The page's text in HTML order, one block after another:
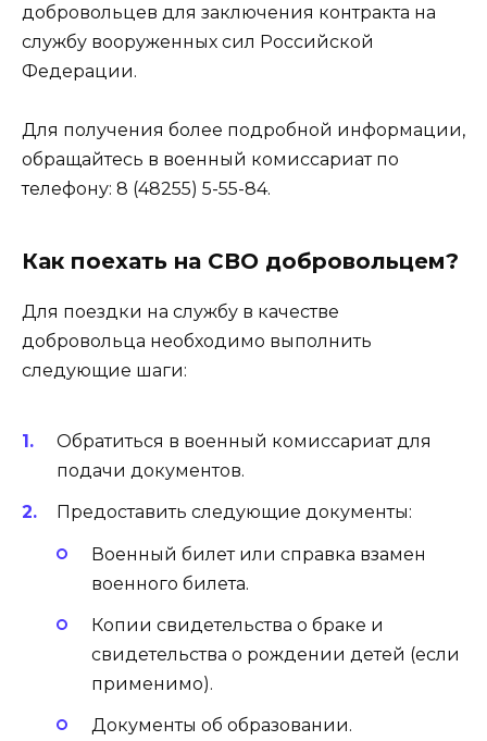
добровольцев для заключения контракта на
службу вооруженных сил Российской
Федерации.
Для получения более подробной информации,
обращайтесь в военный комиссариат по
телефону: 8 (48255) 5-55-84.
Как поехать на СВО добровольцем?
Для поездки на службу в качестве
добровольца необходимо выполнить
следующие шаги:
Обратиться в военный комиссариат для
подачи документов.
Предоставить следующие документы:
Военный билет или справка взамен
военного билета.
Копии свидетельства о браке и
свидетельства о рождении детей (если
применимо).
Документы об образовании.